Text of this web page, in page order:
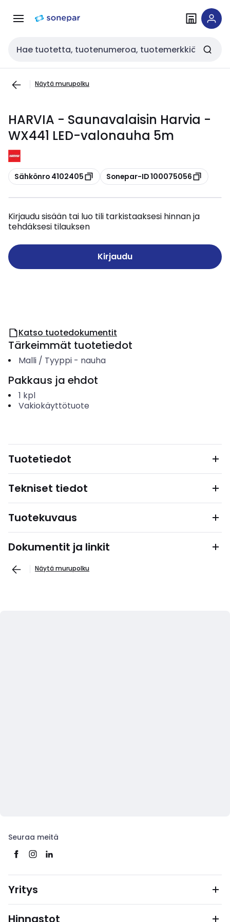
navigointiinsisältöön
Haku
Näytä murupolku
HARVIA - Saunavalaisin Harvia -
WX441 LED-valonauha 5m
Kopioi
Sähkönro 4102405 Kopioi
Sonepar-ID 100075056
Kirjaudu sisään tai luo tili tarkistaaksesi hinnan ja
tehdäksesi tilauksen
Kirjaudu
Katso tuotedokumentit
Tärkeimmät tuotetiedot
Malli / Tyyppi- nauha
Pakkaus ja ehdot
1 kpl
Vakiokäyttötuote
Tuotetiedot
Tekniset tiedot
Tuotekuvaus
Dokumentit ja linkit
Näytä murupolku
Seuraa meitä
Yritys
Hinnastot